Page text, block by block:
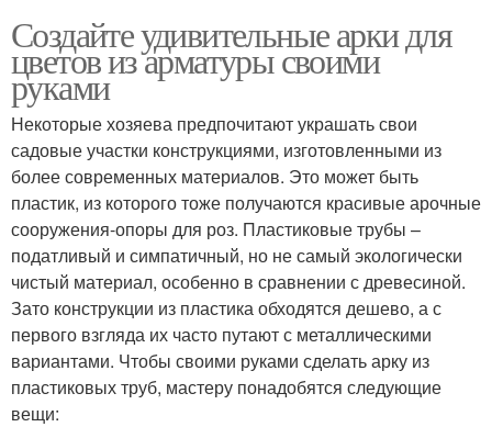
Создайте удивительные арки для
цветов из арматуры своими
руками
Некоторые хозяева предпочитают украшать свои
садовые участки конструкциями, изготовленными из
более современных материалов. Это может быть
пластик, из которого тоже получаются красивые арочные
сооружения-опоры для роз. Пластиковые трубы –
податливый и симпатичный, но не самый экологически
чистый материал, особенно в сравнении с древесиной.
Зато конструкции из пластика обходятся дешево, а с
первого взгляда их часто путают с металлическими
вариантами. Чтобы своими руками сделать арку из
пластиковых труб, мастеру понадобятся следующие
вещи: